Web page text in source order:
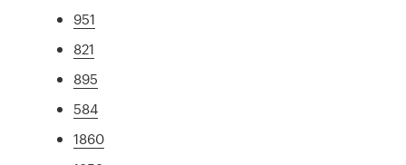
951
821
895
584
1860